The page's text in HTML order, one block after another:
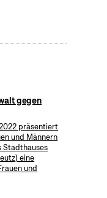
gegen
präsentiert
und Männern
Stadthauses
eine
und